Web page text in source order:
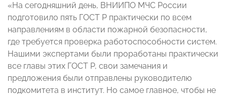
«На сегодняшний день, ВНИИПО МЧС России
подготовило пять ГОСТ Р практически по всем
направлениям в области пожарной безопасности,
где требуется проверка работоспособности систем.
Нашими экспертами были проработаны практически
все главы этих ГОСТ Р, свои замечания и
предложения были отправлены руководителю
подкомитета в институт. Но самое главное, чтобы не